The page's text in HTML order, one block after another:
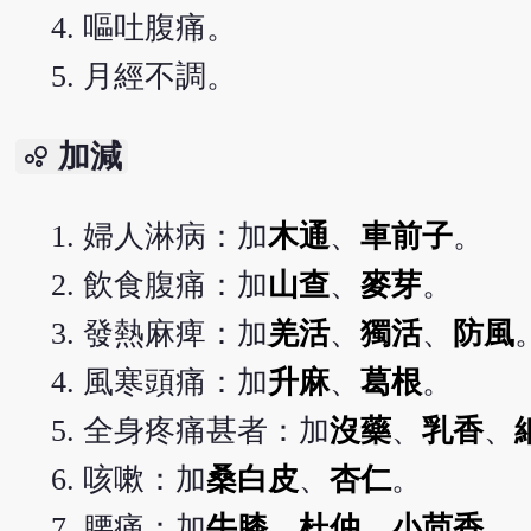
嘔吐腹痛。
月經不調。
bubble_chart 加減
婦人淋病：加木通、 車前子。
飲食腹痛：加山查、 麥芽。
發熱麻痺：加羌活、 獨活、 防風。
風寒頭痛：加升麻、 葛根。
全身疼痛甚者：加沒藥、 乳香、
咳嗽：加桑白皮、 杏仁。